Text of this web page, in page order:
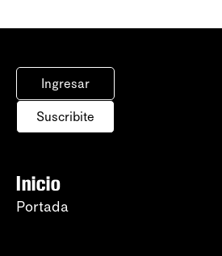
Ingresar
Suscribite
Inicio
Portada